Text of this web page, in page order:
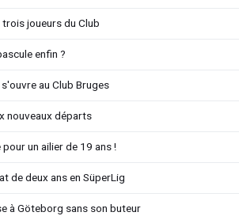
joueurs du Club
enfin ?
au Club Bruges
nouveaux départs
un ailier de 19 ans !
de deux ans en SüperLig
à Göteborg sans son buteur